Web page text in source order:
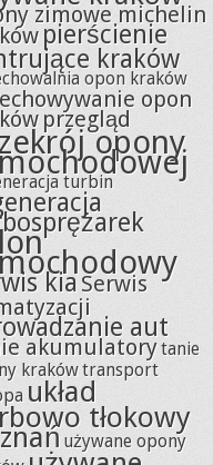
zimowe michelin
pierścienie
kraków
opon kraków
opon
przegląd
opony
turbin
kiaSerwis
aut
akumulatorytanie
krakówtransport
układ
tłokowy
używane opony